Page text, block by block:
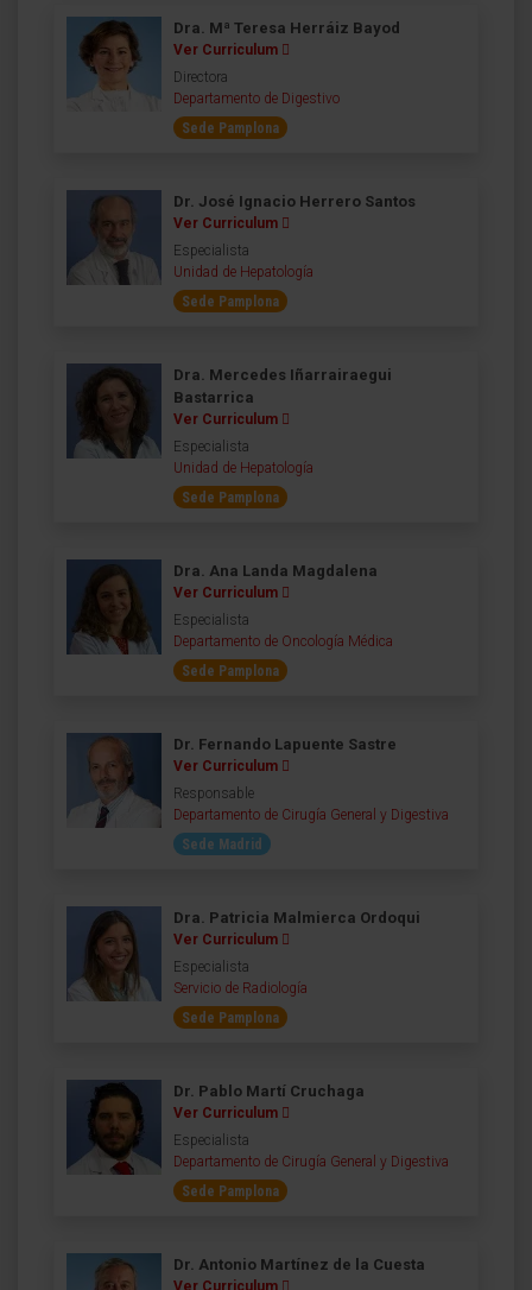
Dra. Mª Teresa Herráiz Bayod
Ver Curriculum
Directora
Departamento de Digestivo
Sede Pamplona
Dr. José Ignacio Herrero Santos
Ver Curriculum
Especialista
Unidad de Hepatología
Sede Pamplona
Dra. Mercedes Iñarrairaegui
Bastarrica
Ver Curriculum
Especialista
Unidad de Hepatología
Sede Pamplona
Dra. Ana Landa Magdalena
Ver Curriculum
Especialista
Departamento de Oncología Médica
Sede Pamplona
Dr. Fernando Lapuente Sastre
Ver Curriculum
Responsable
Departamento de Cirugía General y Digestiva
Sede Madrid
Dra. Patricia Malmierca Ordoqui
Ver Curriculum
Especialista
Servicio de Radiología
Sede Pamplona
Dr. Pablo Martí Cruchaga
Ver Curriculum
Especialista
Departamento de Cirugía General y Digestiva
Sede Pamplona
Dr. Antonio Martínez de la Cuesta